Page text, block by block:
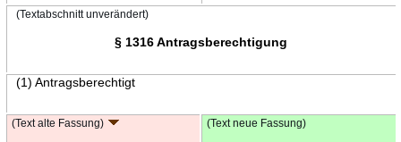
(Textabschnitt unverändert)
§ 1316 Antragsberechtigung
(1) Antragsberechtigt
(Text alte Fassung) (Text neue Fassung)